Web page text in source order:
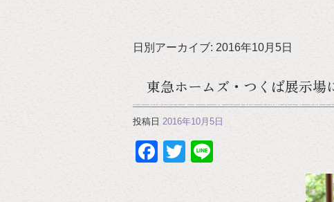
日別アーカイブ: 2016年10月5日
東急ホームズ・つくば展示
投稿日 2016年10月5日
Facebook
Twitter